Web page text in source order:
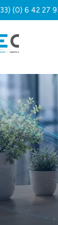
(0) 6 42 27